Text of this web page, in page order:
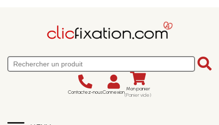
Contactez-nousConnexion Mon panier
(Panier vide)